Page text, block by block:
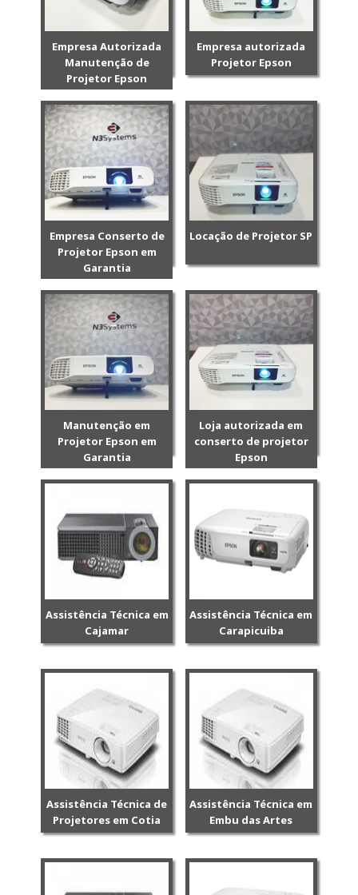
Empresa Autorizada
Manutenção de
Projetor Epson
Empresa autorizada
Projetor Epson
Empresa Conserto de
Projetor Epson em
Garantia
Locação de Projetor SP
Manutenção em
Projetor Epson em
Garantia
Loja autorizada em
conserto de projetor
Epson
Assistência Técnica em
Cajamar
Assistência Técnica em
Carapicuiba
Assistência Técnica de
Projetores em Cotia
Assistência Técnica em
Embu das Artes